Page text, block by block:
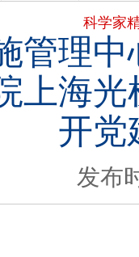
科学家
管理
上海
开党
发布